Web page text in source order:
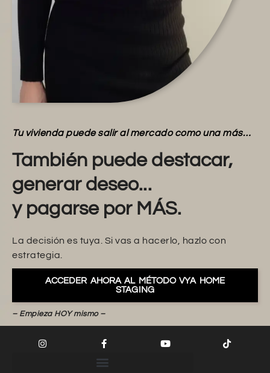
Tu vivienda puede salir al mercado como una más…
También puede destacar,
generar deseo...
y pagarse por MÁS.
La decisión es tuya. Si vas a hacerlo, hazlo con
estrategia.
ACCEDER AHORA AL MÉTODO VYA HOME
STAGING
– Empieza HOY mismo –